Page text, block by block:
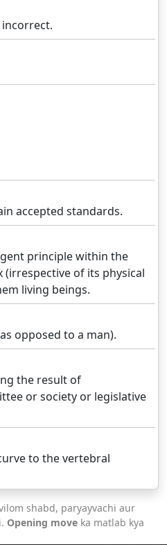
incorrect.
accepted standards.
principle within the
of its physical
living beings.
opposed to a man).
the result of
or society or legislative
to the vertebral
shabd, paryayvachi aur
Opening move ka matlab kya